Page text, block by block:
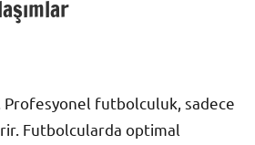
Profesyonel futbolculuk, sadece
Futbolcularda optimal